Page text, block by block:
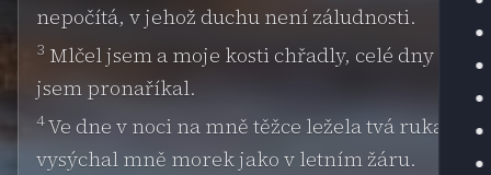
nepočítá, v jehož duchu není záludnosti.
3 Mlčel jsem a moje kosti chřadly, celé dny
jsem pronaříkal.
4Ve dne v noci na mně těžce ležela tvá ruka,
vysýchal mně morek jako v letním žáru.